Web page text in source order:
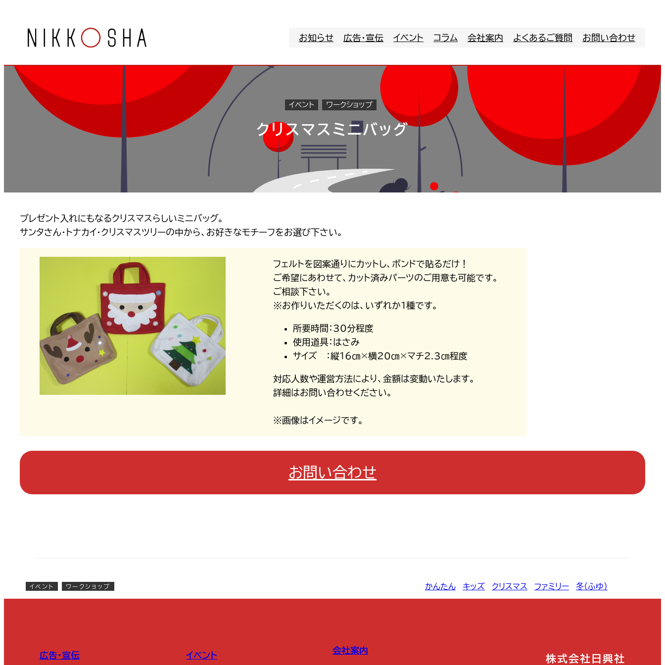
キ
お知らせ 広告・宣伝 イベント コラム 会社案内 よくあるご質問 お問い合わせ
イベント ワークショップ
クリスマスミニバッグ
プレゼント入れにもなるクリスマスらしいミニバッグ。
サンタさん・トナカイ・クリスマスツリーの中から、お好きなモチーフをお選び下さい。
フェルトを図案通りにカットし、ボンドで貼るだけ！
ご希望にあわせて、カット済みパーツのご用意も可能です。
ご相談下さい。
※お作りいただくのは、いずれか1種です。
所要時間：30分程度
使用道具：はさみ
サイズ ：縦16㎝×横20㎝×マチ2.3㎝程度
対応人数や運営方法により、金額は変動いたします。
詳細はお問い合わせください。
※画像はイメージです。
お問い合わせ
イベント ワークショップ かんたん キッズ クリスマス ファミリー 冬（ふゆ）
広告・宣伝 イベント
会社案内
株式会社日興社